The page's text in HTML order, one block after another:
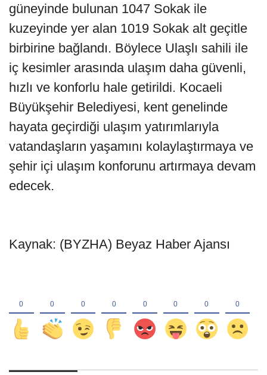
güneyinde bulunan 1047 Sokak ile
kuzeyinde yer alan 1019 Sokak alt geçitle
birbirine bağlandı. Böylece Ulaşlı sahili ile
iç kesimler arasında ulaşım daha güvenli,
hızlı ve konforlu hale getirildi. Kocaeli
Büyükşehir Belediyesi, kent genelinde
hayata geçirdiği ulaşım yatırımlarıyla
vatandaşların yaşamını kolaylaştırmaya ve
şehir içi ulaşım konforunu artırmaya devam
edecek.
Kaynak: (BYZHA) Beyaz Haber Ajansı